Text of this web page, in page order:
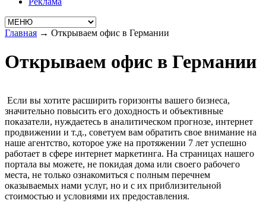
Главная → Открываем офис в Германии
Открываем офис в Германии
Если вы хотите расширить горизонты вашего бизнеса,
значительно повысить его доходность и объективные
показатели, нуждаетесь в аналитическом прогнозе, интернет
продвижении и т.д., советуем вам обратить свое внимание на
наше агентство, которое уже на протяжении 7 лет успешно
работает в сфере интернет маркетинга. На страницах нашего
портала вы можете, не покидая дома или своего рабочего
места, не только ознакомиться с полным перечнем
оказываемых нами услуг, но и с их приблизительной
стоимостью и условиями их предоставления.